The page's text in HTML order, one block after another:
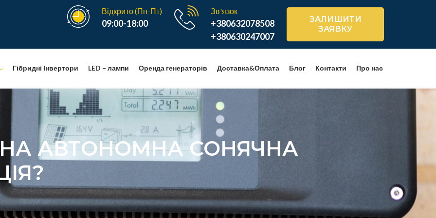
Відкрито (Пн-Пт)
09:00-18:00
Зв'язок
+380632078508
+380630247007
ЗАЛИШИТИ
ЗАЯВКУ
Гібридні Інвертори LED – лампи Оренда генераторів Доставка&Оплата Блог Контакти Про нас
АВТОНОМНА СОНЯЧНА